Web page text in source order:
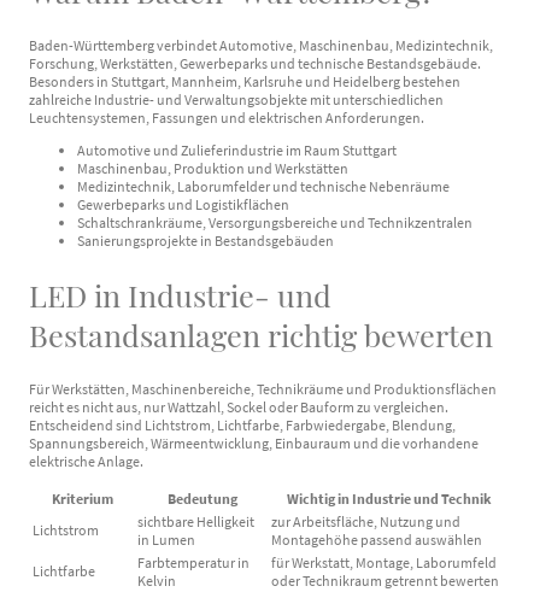
Baden-Württemberg verbindet Automotive, Maschinenbau, Medizintechnik,
Forschung, Werkstätten, Gewerbeparks und technische Bestandsgebäude.
Besonders in Stuttgart, Mannheim, Karlsruhe und Heidelberg bestehen
zahlreiche Industrie- und Verwaltungsobjekte mit unterschiedlichen
Leuchtensystemen, Fassungen und elektrischen Anforderungen.
Automotive und Zulieferindustrie im Raum Stuttgart
Maschinenbau, Produktion und Werkstätten
Medizintechnik, Laborumfelder und technische Nebenräume
Gewerbeparks und Logistikflächen
Schaltschrankräume, Versorgungsbereiche und Technikzentralen
Sanierungsprojekte in Bestandsgebäuden
LED in Industrie- und
Bestandsanlagen richtig bewerten
Für Werkstätten, Maschinenbereiche, Technikräume und Produktionsflächen
reicht es nicht aus, nur Wattzahl, Sockel oder Bauform zu vergleichen.
Entscheidend sind Lichtstrom, Lichtfarbe, Farbwiedergabe, Blendung,
Spannungsbereich, Wärmeentwicklung, Einbauraum und die vorhandene
elektrische Anlage.
Kriterium Bedeutung
Wichtig in Industrie und Technik
Lichtstrom
sichtbare Helligkeit
in Lumen
zur Arbeitsfläche, Nutzung und
Montagehöhe passend auswählen
Lichtfarbe
Farbtemperatur in
Kelvin
für Werkstatt, Montage, Laborumfeld
oder Technikraum getrennt bewerten